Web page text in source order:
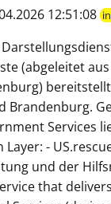
12:51:08
(abgeleitet
Services
-
und der
that